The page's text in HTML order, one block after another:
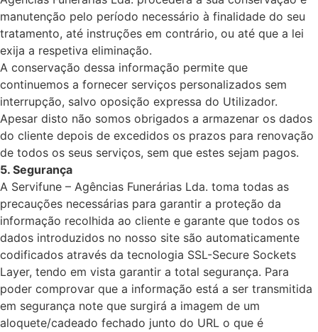
manutenção pelo período necessário à finalidade do seu
tratamento, até instruções em contrário, ou até que a lei
exija a respetiva eliminação.
A conservação dessa informação permite que
continuemos a fornecer serviços personalizados sem
interrupção, salvo oposição expressa do Utilizador.
Apesar disto não somos obrigados a armazenar os dados
do cliente depois de excedidos os prazos para renovação
de todos os seus serviços, sem que estes sejam pagos.
5. Segurança
A Servifune – Agências Funerárias Lda. toma todas as
precauções necessárias para garantir a proteção da
informação recolhida ao cliente e garante que todos os
dados introduzidos no nosso site são automaticamente
codificados através da tecnologia SSL-Secure Sockets
Layer, tendo em vista garantir a total segurança. Para
poder comprovar que a informação está a ser transmitida
em segurança note que surgirá a imagem de um
aloquete/cadeado fechado junto do URL o que é